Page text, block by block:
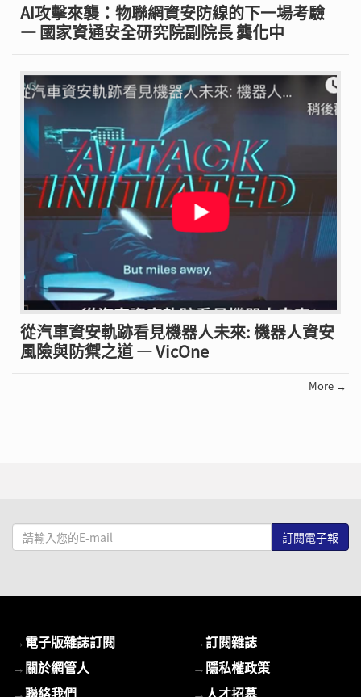
AI攻擊來襲：物聯網資安防線的下一場考驗
— 國家資通安全研究院副院長 龔化中
從汽車資安軌跡看見機器人未來: 機器人資安
風險與防禦之道 — VicOne
More →
請
輸
mail
→電子版雜誌訂閱
→關於網管人
→訂閱雜誌
→隱私權政策